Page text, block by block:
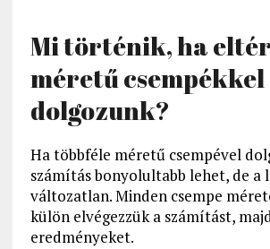
Mi történik, ha
méretű csempékkel
dolgozunk?
Ha többféle méretű csempével
számítás bonyolultabb lehet, de a
változatlan. Minden csempe
külön elvégezzük a számítást,
eredményeket.